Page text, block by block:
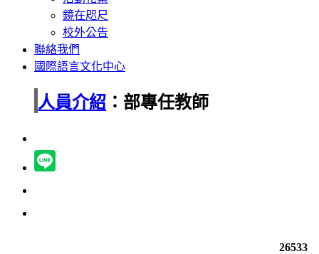
鏡在咫尺
校外公告
聯絡我們
國際語言文化中心
人員介紹 ：部專任教師
26533